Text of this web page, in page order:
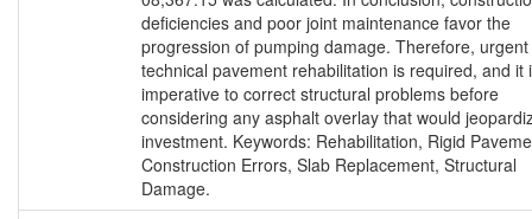
deficiencies and poor joint maintenance favor the
progression of pumping damage. Therefore,
technical pavement rehabilitation is required, and it
imperative to correct structural problems before
considering any asphalt overlay that would
investment. Keywords: Rehabilitation, Rigid
Construction Errors, Slab Replacement, Structural
Damage.